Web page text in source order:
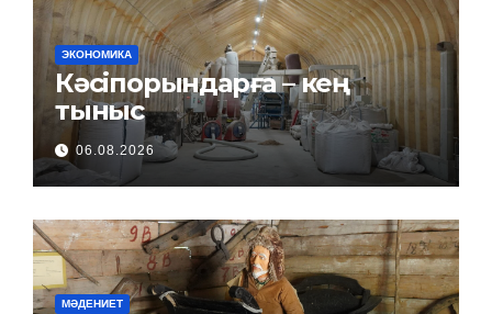
ЭКОНОМИКА
Кәсіпорындарға – кең
тыныс
06.08.2026
МӘДЕНИЕТ